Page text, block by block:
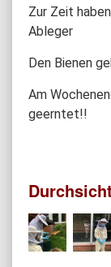
Zur Zeit
Ableger
Den Bienen
Am
geerntet!!